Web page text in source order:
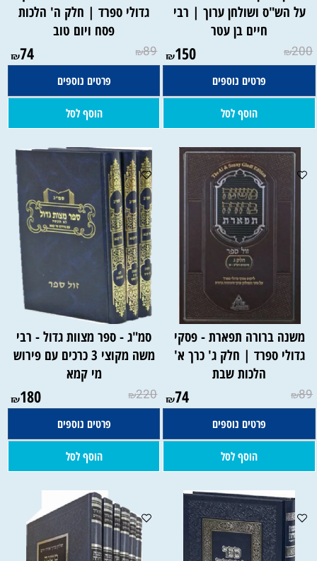
על הש"ס ושולחן ערוך | רבי
חיים בן עטר
₪200
₪150
פרטים נוספים
הוסף לסל
גדולי ספרד | חלק ה' הלכות
פסח ויום טוב
₪89
₪74
פרטים נוספים
הוסף לסל
משנה ברורה תפארת - פסקי
גדולי ספרד | חלק ג' כרך א'
הלכות שבת
₪89
₪74
פרטים נוספים
הוסף לסל
סמ"ג - ספר מצוות גדול - רבי
משה מקוצי 3 כרכים עם פירוש
מי קמא
₪220
₪180
פרטים נוספים
הוסף לסל